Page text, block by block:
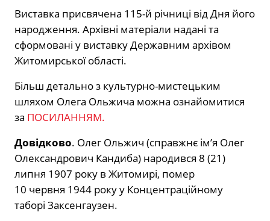
Виставка присвячена 115-й річниці від Дня його
народження. Архівні матеріали надані та
сформовані у виставку Державним архівом
Житомирської області.
Більш детально з культурно-мистецьким
шляхом Олега Ольжича можна ознайомитися
за ПОСИЛАННЯМ.
Довідково. Олег Ольжич (справжнє ім’я Олег
Олександрович Кандиба) народився 8 (21)
липня 1907 року в Житомирі, помер
10 червня 1944 року у Концентраційному
таборі Заксенгаузен.